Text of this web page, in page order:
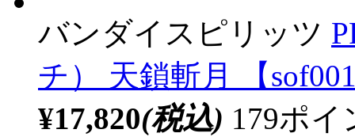
バンダイスピリッツ
チ） 天鎖斬月 【
¥17,820(税込) 179ポ